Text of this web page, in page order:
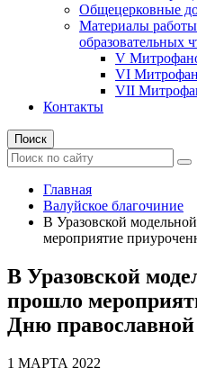
Общецерковные
Материалы
образовательных
V
VI
VII
Контакты
Поиск
Главная
Валуйское благочиние
В Уразовской
мероприятие
В Уразовской
прошло
Дню
1 МАРТА 2022